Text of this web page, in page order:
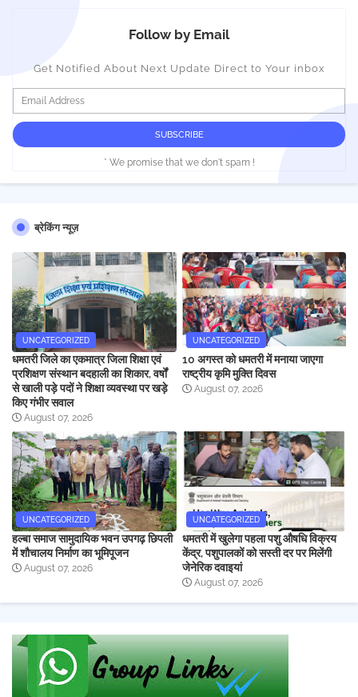
Follow by Email
Get Notified About Next Update Direct to Your inbox
* We promise that we don't spam !
ब्रेकिंग न्यूज़
UNCATEGORIZED
धमतरी जिले का एकमात्र जिला शिक्षा एवं
प्रशिक्षण संस्थान बदहाली का शिकार, वर्षों
से खाली पड़े पदों ने शिक्षा व्यवस्था पर खड़े
किए गंभीर सवाल
August 07, 2026
UNCATEGORIZED
10 अगस्त को धमतरी में मनाया जाएगा
राष्ट्रीय कृमि मुक्ति दिवस
August 07, 2026
UNCATEGORIZED
हल्बा समाज सामुदायिक भवन उपगढ़ छिपली
में शौचालय निर्माण का भूमिपूजन
August 07, 2026
UNCATEGORIZED
धमतरी में खुलेगा पहला पशु औषधि विक्रय
केंद्र, पशुपालकों को सस्ती दर पर मिलेंगी
जेनेरिक दवाइयां
August 07, 2026